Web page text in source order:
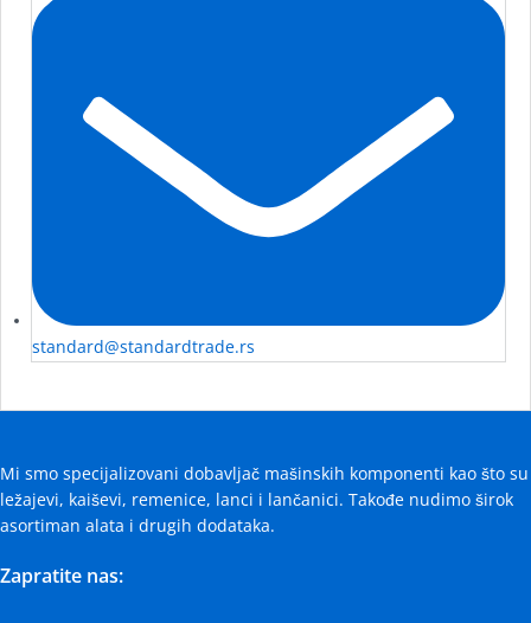
standard@standardtrade.rs
Mi smo specijalizovani dobavljač mašinskih komponenti kao što su
ležajevi, kaiševi, remenice, lanci i lančanici. Takođe nudimo širok
asortiman alata i drugih dodataka.
Zapratite nas: